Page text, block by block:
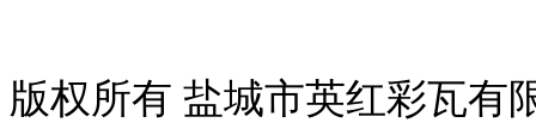
版权所有 盐城市英红彩瓦有